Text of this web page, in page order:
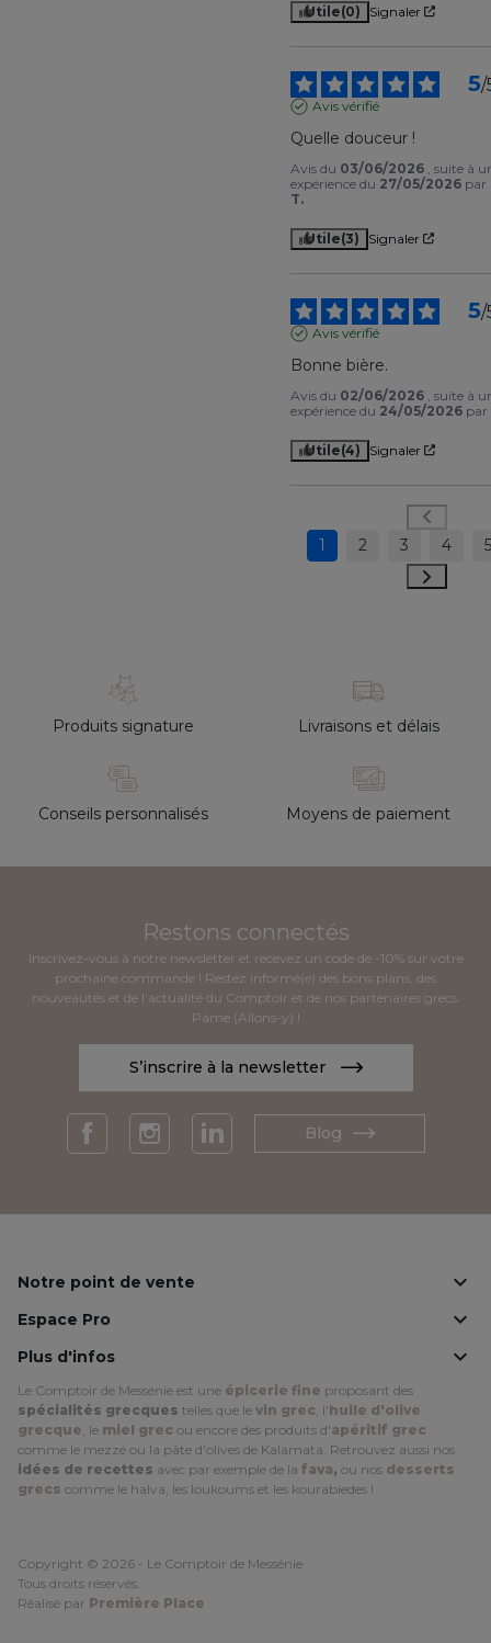
Utile(0) Signaler
5/
Avis vérifié
Quelle douceur !
Avis du 03/06/2026 , suite à
expérience du 27/05/2026 par
T.
Utile(3) Signaler
5/
Avis vérifié
Bonne bière.
Avis du 02/06/2026 , suite à
expérience du 24/05/2026 par
Utile(4) Signaler
1 2 3 4
Produits signature Livraisons et délais
Conseils personnalisés Moyens de paiement
Restons connectés
Inscrivez-vous à notre newsletter et recevez un code de -10% sur votre
prochaine commande ! Restez informé(e) des bons plans, des
nouveautés et de l’actualité du Comptoir et de nos partenaires grecs.
Páme (Allons-y) !
S’inscrire à la newsletter
Blog
Notre point de vente 
Espace Pro 
Plus d'infos 
Le Comptoir de Messénie est une épicerie fine proposant des
spécialités grecques telles que le vin grec , l'huile d'olive
grecque , le miel grec ou encore des produits d'apéritif grec
comme le mezzé ou la pâte d'olives de Kalamata. Retrouvez aussi nos
idées de recettes avec par exemple de la fava, ou nos desserts
grecs comme le halva, les loukoums et les kourabiedes !
Copyright © 2026 - Le Comptoir de Messénie
Tous droits réservés.
Réalisé par Première Place